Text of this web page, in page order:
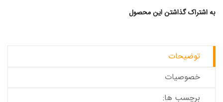
به اشتراک گذاشتن این محصول
توضیحات
خصوصیات
برچسب ها: